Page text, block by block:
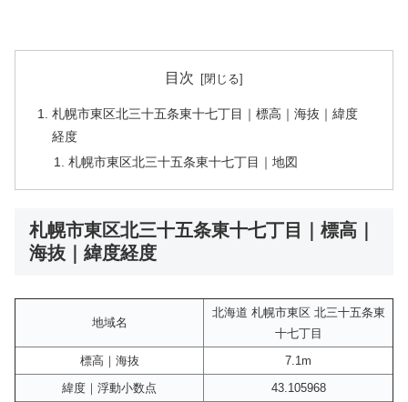
目次
札幌市東区北三十五条東十七丁目｜標高｜海抜｜緯度
経度
札幌市東区北三十五条東十七丁目｜地図
札幌市東区北三十五条東十七丁目｜標高｜
海抜｜緯度経度
地域名
北海道 札幌市東区 北三十五条東
十七丁目
標高｜海抜
7.1m
緯度｜浮動小数点
43.105968